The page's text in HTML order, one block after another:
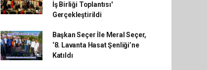
İş Birliği Toplantısı'
Gerçekleştirildi
Başkan Seçer İle Meral Seçer,
‘8. Lavanta Hasat Şenliği’ne
Katıldı